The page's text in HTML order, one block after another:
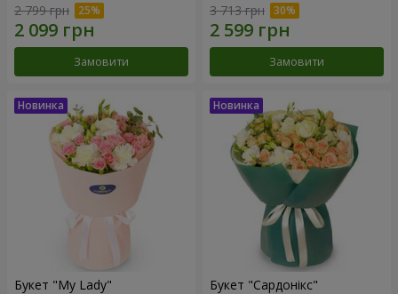
2 799 грн
Замовити
3 713 грн
Замовити
Букет "My Lady" Букет "Сардонікс"